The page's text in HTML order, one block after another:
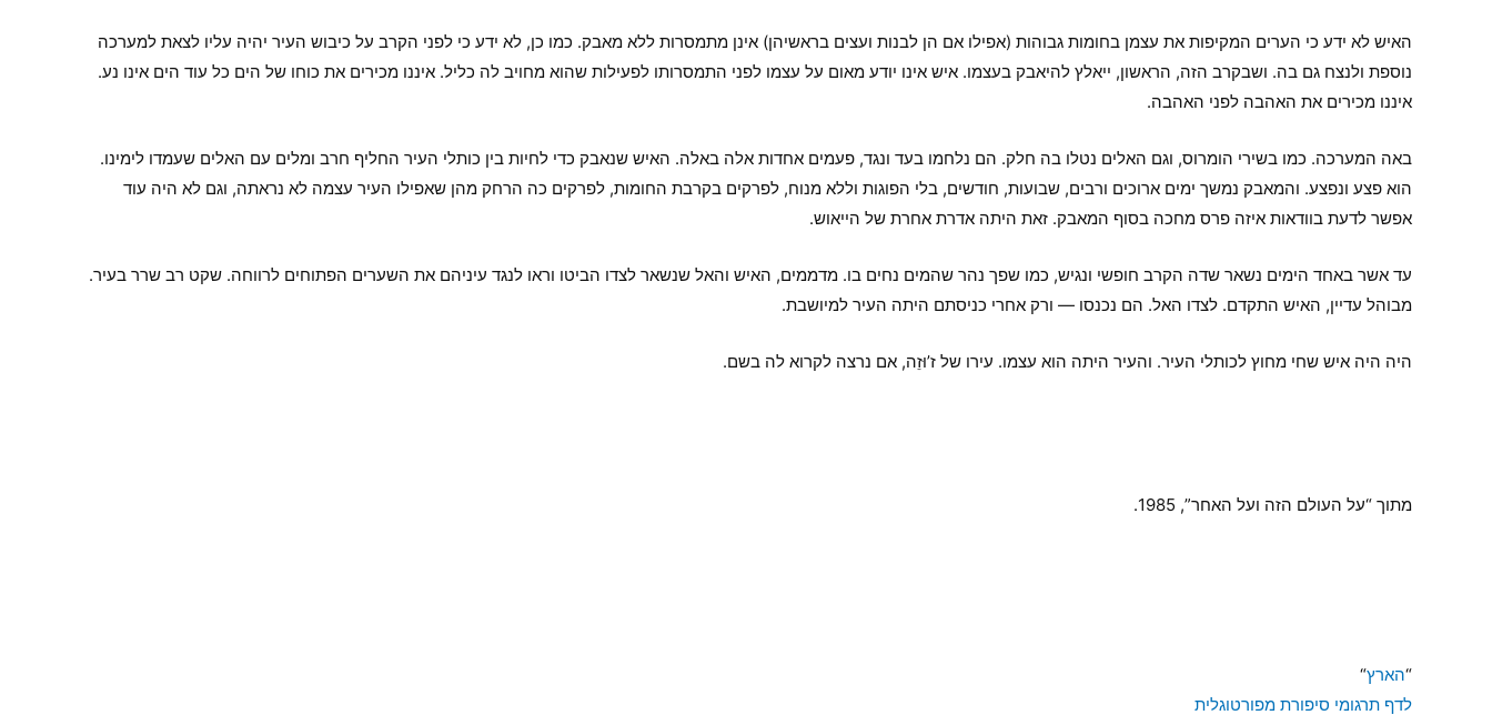
האיש לא ידע כי הערים המקיפות את עצמן בחומות גבוהות (אפילו אם הן לבנות ועצים בראשיהן) אינן מתמסרות ללא מאבק. כמו כן, לא ידע כי לפני הקרב על כיבוש העיר יהיה עליו לצאת למערכה
נוספת ולנצח גם בה. ושבקרב הזה, הראשון, ייאלץ להיאבק בעצמו. איש אינו יודע מאום על עצמו לפני התמסרותו לפעילות שהוא מחויב לה כליל. איננו מכירים את כוחו של הים כל עוד הים אינו נע.
איננו מכירים את האהבה לפני האהבה.
באה המערכה. כמו בשירי הומרוס, וגם האלים נטלו בה חלק. הם נלחמו בעד ונגד, פעמים אחדות אלה באלה. האיש שנאבק כדי לחיות בין כותלי העיר החליף חרב ומלים עם האלים שעמדו לימינו.
הוא פצע ונפצע. והמאבק נמשך ימים ארוכים ורבים, שבועות, חודשים, בלי הפוגות וללא מנוח, לפרקים בקרבת החומות, לפרקים כה הרחק מהן שאפילו העיר עצמה לא נראתה, וגם לא היה עוד
אפשר לדעת בוודאות איזה פרס מחכה בסוף המאבק. זאת היתה אדרת אחרת של הייאוש.
עד אשר באחד הימים נשאר שדה הקרב חופשי ונגיש, כמו שפך נהר שהמים נחים בו. מדממים, האיש והאל שנשאר לצדו הביטו וראו לנגד עיניהם את השערים הפתוחים לרווחה. שקט רב שרר בעיר.
מבוהל עדיין, האיש התקדם. לצדו האל. הם נכנסו — ורק אחרי כניסתם היתה העיר למיושבת.
היה היה איש שחי מחוץ לכותלי העיר. והעיר היתה הוא עצמו. עירו של ז’וּזֵה, אם נרצה לקרוא לה בשם.
מתוך “על העולם הזה ועל האחר”, 1985.
“הארץ“
לדף תרגומי סיפורת מפורטוגלית